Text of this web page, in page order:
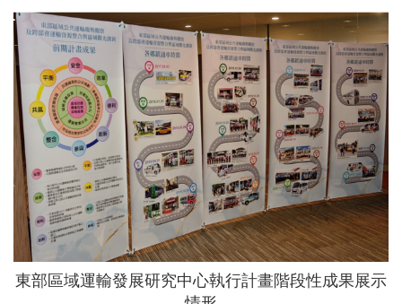
東部區域運輸發展研究中心執行計畫階段性成果展示